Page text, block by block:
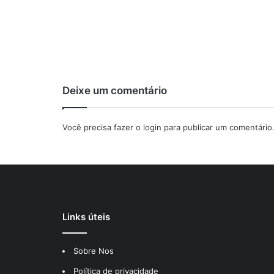
Deixe um comentário
Você precisa fazer o login para publicar um comentário.
Links úteis
Sobre Nos
Política de privacidade